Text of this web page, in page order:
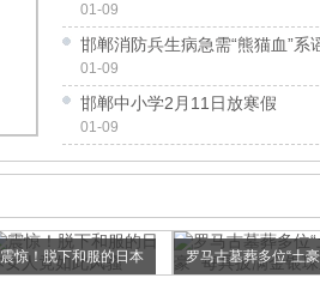
01-09
邯郸消防兵生病急需“熊猫血”系
01-09
邯郸中小学2月11日放寒假
01-09
震惊！脱下和服的日本 罗马古墓葬多位“土豪